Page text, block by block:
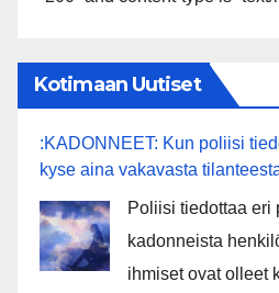
Kotimaan Uutiset
:KADONNEET: Kun poliisi
kyse aina vakavasta
Poliisi tiedottaa eri
kadonneista
ihmiset ovat olleet